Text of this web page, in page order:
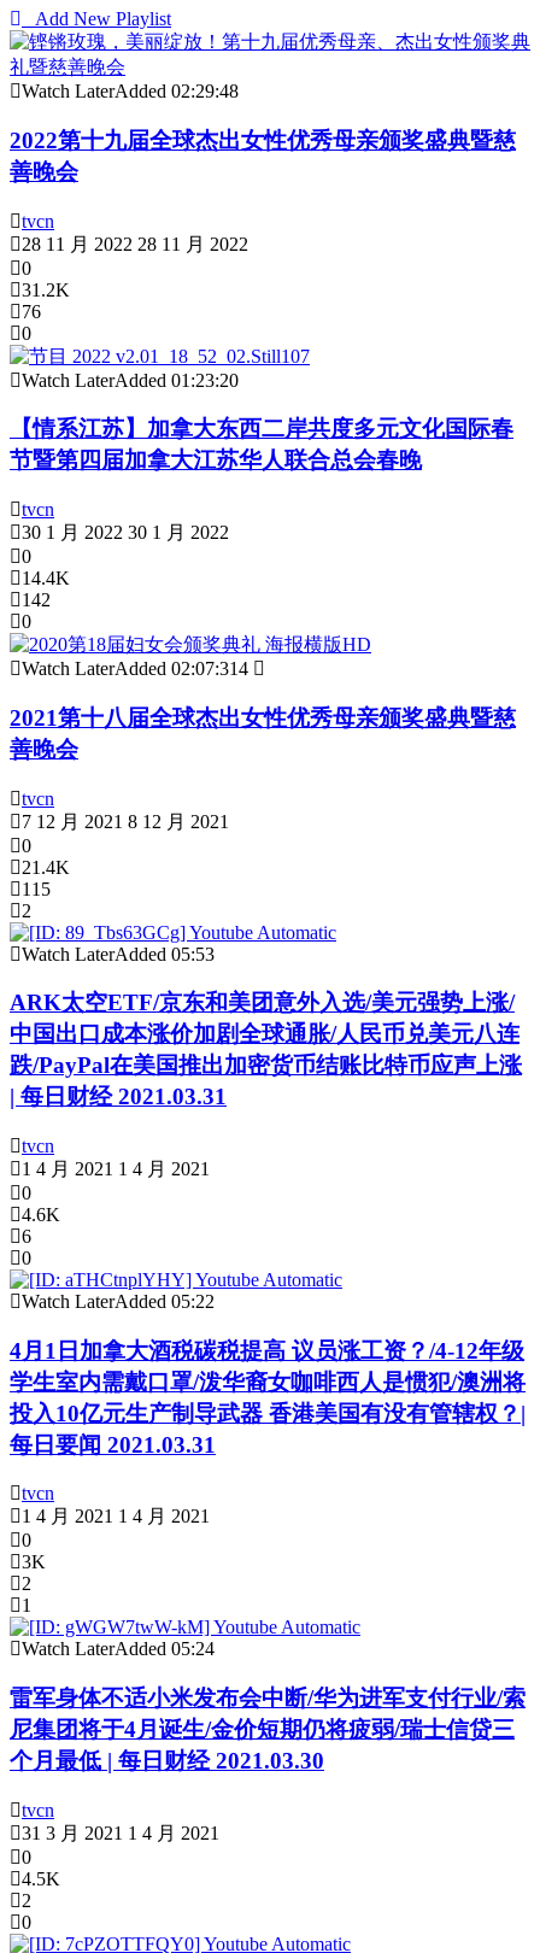
Add New Playlist
Watch LaterAdded 02:29:48
2022第十九届全球杰出女性优秀母亲颁奖盛典暨慈
善晚会
tvcn
28 11 月 2022 28 11 月 2022
0
31.2K
76
0
Watch LaterAdded 01:23:20
【情系江苏】加拿大东西二岸共度多元文化国际春
节暨第四届加拿大江苏华人联合总会春晚
tvcn
30 1 月 2022 30 1 月 2022
0
14.4K
142
0
Watch LaterAdded 02:07:314
2021第十八届全球杰出女性优秀母亲颁奖盛典暨慈
善晚会
tvcn
7 12 月 2021 8 12 月 2021
0
21.4K
115
2
Watch LaterAdded 05:53
ARK太空ETF/京东和美团意外入选/美元强势上涨/
中国出口成本涨价加剧全球通胀/人民币兑美元八连
跌/PayPal在美国推出加密货币结账比特币应声上涨
| 每日财经 2021.03.31
tvcn
1 4 月 2021 1 4 月 2021
0
4.6K
6
0
Watch LaterAdded 05:22
4月1日加拿大酒税碳税提高 议员涨工资？/4-12年级
学生室内需戴口罩/泼华裔女咖啡西人是惯犯/澳洲将
投入10亿元生产制导武器 香港美国有没有管辖权？|
每日要闻 2021.03.31
tvcn
1 4 月 2021 1 4 月 2021
0
3K
2
1
Watch LaterAdded 05:24
雷军身体不适小米发布会中断/华为进军支付行业/索
尼集团将于4月诞生/金价短期仍将疲弱/瑞士信贷三
个月最低 | 每日财经 2021.03.30
tvcn
31 3 月 2021 1 4 月 2021
0
4.5K
2
0